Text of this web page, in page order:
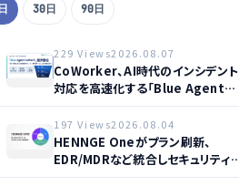
30日 90日
229 Views2026.08.07
CoWorker、AI時代のインシデント
対応を高速化する「Blue Agent
CoWork」を提供開始
197 Views2026.08.04
HENNGE Oneがプラン刷新、
EDR/MDRなど統合しセキュリティ
強化へ